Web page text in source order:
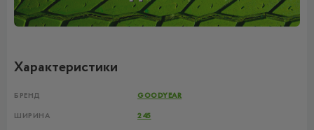
Характеристики
БРЕНД GOODYEAR
ШИРИНА 245